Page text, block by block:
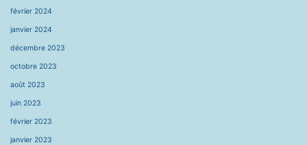
février 2024
janvier 2024
décembre 2023
octobre 2023
août 2023
juin 2023
février 2023
janvier 2023